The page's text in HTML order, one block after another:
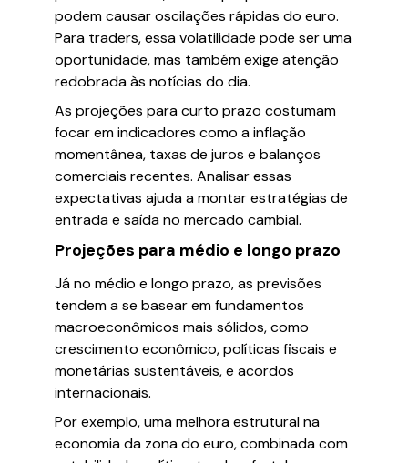
podem causar oscilações rápidas do euro.
Para traders, essa volatilidade pode ser uma
oportunidade, mas também exige atenção
redobrada às notícias do dia.
As projeções para curto prazo costumam
focar em indicadores como a inflação
momentânea, taxas de juros e balanços
comerciais recentes. Analisar essas
expectativas ajuda a montar estratégias de
entrada e saída no mercado cambial.
Projeções para médio e longo prazo
Já no médio e longo prazo, as previsões
tendem a se basear em fundamentos
macroeconômicos mais sólidos, como
crescimento econômico, políticas fiscais e
monetárias sustentáveis, e acordos
internacionais.
Por exemplo, uma melhora estrutural na
economia da zona do euro, combinada com